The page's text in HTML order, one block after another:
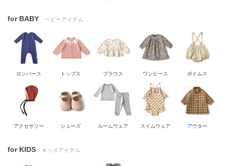
for BABY ベビーアイテム
ロンパース トップス ブラウス ワンピース ボトムス
アクセサリー シューズ ルームウェア スイムウェア アウター
for KIDS キッズアイテム